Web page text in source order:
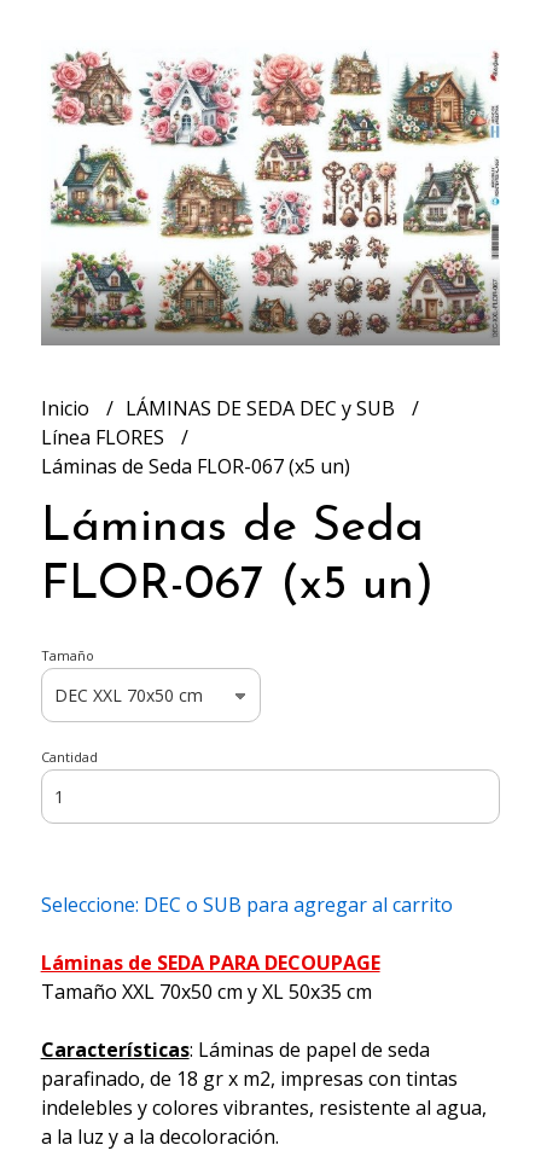
Inicio
LÁMINAS DE SEDA DEC y SUB
Línea FLORES
Láminas de Seda FLOR-067 (x5 un)
Láminas de Seda
FLOR-067 (x5 un)
Tamaño
Cantidad
Seleccione: DEC o SUB para agregar al carrito
Láminas de SEDA PARA DECOUPAGE
Tamaño XXL 70x50 cm y XL 50x35 cm
Características: Láminas de papel de seda
parafinado, de 18 gr x m2, impresas con tintas
indelebles y colores vibrantes, resistente al agua,
a la luz y a la decoloración.